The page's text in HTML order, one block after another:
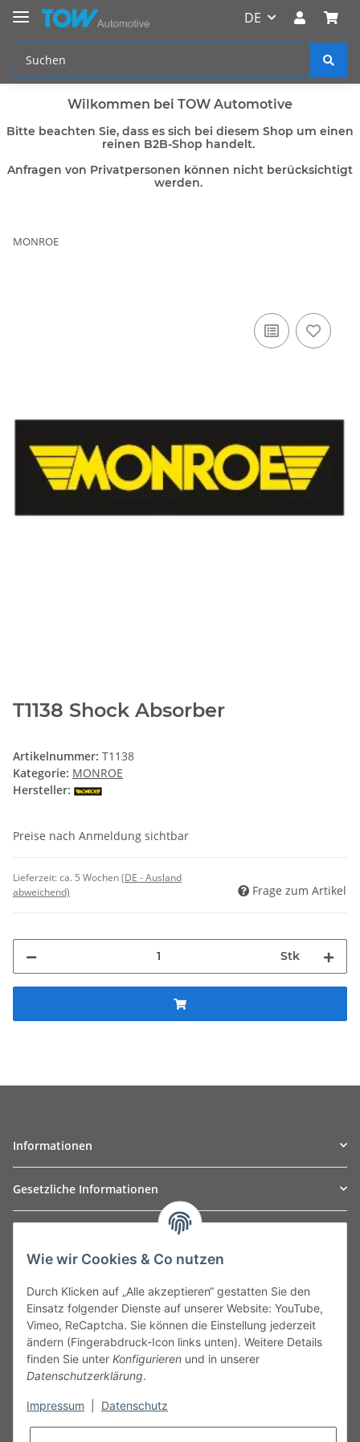
DE
Wilkommen bei TOW Automotive
Bitte beachten Sie, dass es sich bei diesem Shop um einen
reinen B2B-Shop handelt.
Anfragen von Privatpersonen können nicht berücksichtigt
werden.
MONROE
T1138 Shock Absorber
Artikelnummer: T1138
Kategorie: MONROE
Hersteller:
Preise nach Anmeldung sichtbar
Lieferzeit:ca. 5 Wochen(DE - Ausland
abweichend)
Frage zum Artikel
Stk
Informationen
Gesetzliche Informationen
Leibnizstraße 2a
Germany
Phone:+49 40 5287270
Fax:+49 40 5281050
Email:sales@tow-automotive.de
Wie wir Cookies & Co nutzen
Durch Klicken auf „Alle akzeptieren“ gestatten Sie den
Einsatz folgender Dienste auf unserer Website: YouTube,
Vimeo, ReCaptcha. Sie können die Einstellung jederzeit
ändern (Fingerabdruck-Icon links unten). Weitere Details
finden Sie unter Konfigurieren und in unserer
Datenschutzerklärung.
Impressum Datenschutz